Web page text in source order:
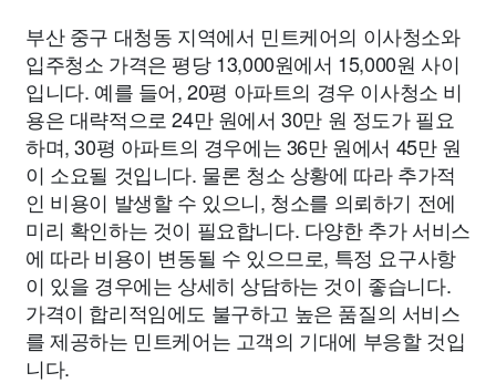
부산 중구 대청동 지역에서 민트케어의 이사청소와
입주청소 가격은 평당 13,000원에서 15,000원 사이
입니다. 예를 들어, 20평 아파트의 경우 이사청소 비
용은 대략적으로 24만 원에서 30만 원 정도가 필요
하며, 30평 아파트의 경우에는 36만 원에서 45만 원
이 소요될 것입니다. 물론 청소 상황에 따라 추가적
인 비용이 발생할 수 있으니, 청소를 의뢰하기 전에
미리 확인하는 것이 필요합니다. 다양한 추가 서비스
에 따라 비용이 변동될 수 있으므로, 특정 요구사항
이 있을 경우에는 상세히 상담하는 것이 좋습니다.
가격이 합리적임에도 불구하고 높은 품질의 서비스
를 제공하는 민트케어는 고객의 기대에 부응할 것입
니다.